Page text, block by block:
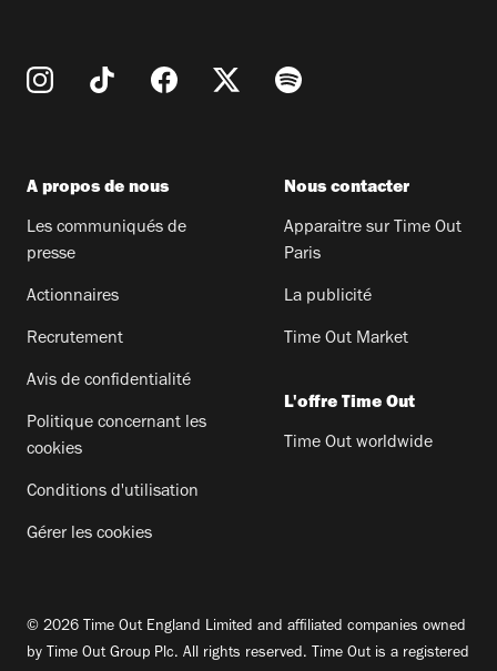
A propos de nous
Les communiqués de
presse
Actionnaires
Recrutement
Avis de confidentialité
Politique concernant les
cookies
Conditions d'utilisation
Gérer les cookies
Nous contacter
Apparaitre sur Time Out
Paris
La publicité
Time Out Market
L'offre Time Out
Time Out worldwide
© 2026 Time Out England Limited and affiliated companies owned
by Time Out Group Plc. All rights reserved. Time Out is a registered